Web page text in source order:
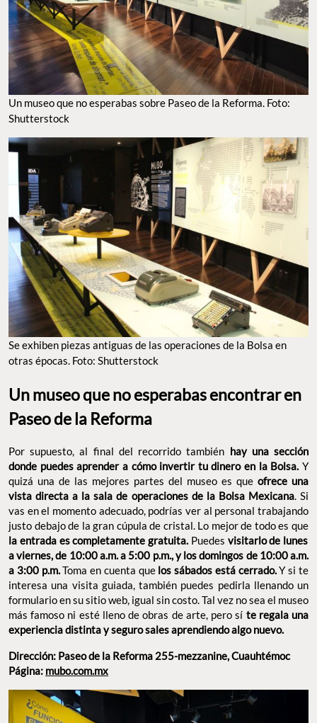
Un museo que no esperabas sobre Paseo de la Reforma. Foto:
Shutterstock
Se exhiben piezas antiguas de las operaciones de la Bolsa en
otras épocas. Foto: Shutterstock
Un museo que no esperabas encontrar en
Paseo de la Reforma
Por supuesto, al final del recorrido también hay una sección
donde puedes aprender a cómo invertir tu dinero en la Bolsa. Y
quizá una de las mejores partes del museo es que ofrece una
vista directa a la sala de operaciones de la Bolsa Mexicana. Si
vas en el momento adecuado, podrías ver al personal trabajando
justo debajo de la gran cúpula de cristal. Lo mejor de todo es que
la entrada es completamente gratuita. Puedes visitarlo de lunes
a viernes, de 10:00 a.m. a 5:00 p.m., y los domingos de 10:00 a.m.
a 3:00 p.m.Toma en cuenta que los sábados está cerrado.Y si te
interesa una visita guiada, también puedes pedirla llenando un
formulario en su sitio web, igual sin costo. Tal vez no sea el museo
más famoso ni esté lleno de obras de arte, pero sí te regala una
experiencia distinta y seguro sales aprendiendo algo nuevo.
Dirección: Paseo de la Reforma 255-mezzanine, Cuauhtémoc
Página: mubo.com.mx